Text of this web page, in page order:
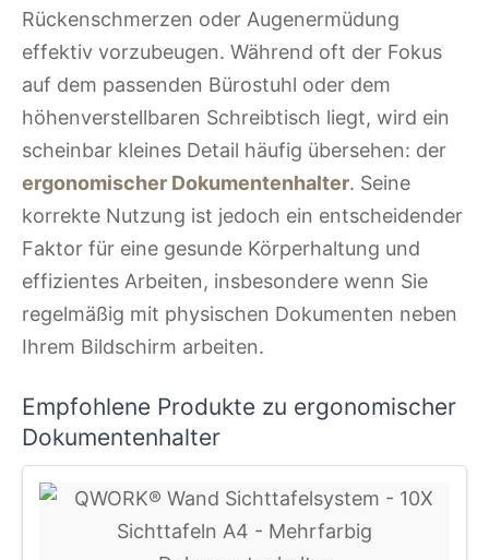
Rückenschmerzen oder Augenermüdung
effektiv vorzubeugen. Während oft der Fokus
auf dem passenden Bürostuhl oder dem
höhenverstellbaren Schreibtisch liegt, wird ein
scheinbar kleines Detail häufig übersehen: der
ergonomischer Dokumentenhalter. Seine
korrekte Nutzung ist jedoch ein entscheidender
Faktor für eine gesunde Körperhaltung und
effizientes Arbeiten, insbesondere wenn Sie
regelmäßig mit physischen Dokumenten neben
Ihrem Bildschirm arbeiten.
Empfohlene Produkte zu ergonomischer
Dokumentenhalter